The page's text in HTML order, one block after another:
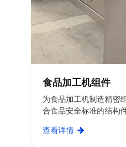
食品加工机组件
为食品加工机制造精密
合食品安全标准的结构件
查看详情